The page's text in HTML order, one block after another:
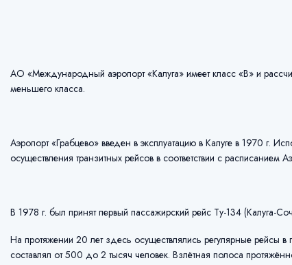
АО «Международный аэропорт «Калуга» имеет класс «В» и
меньшего класса.
Аэропорт «Грабцево» введен в эксплуатацию в Калуге в 1970 г.
осуществления транзитных рейсов в соответствии с расписанием
В 1978 г. был принят первый пассажирский рейс Ту-134 (Калуга-
На протяжении 20 лет здесь осуществлялись регулярные рейсы
составлял от 500 до 2 тысяч человек. Взлётная полоса